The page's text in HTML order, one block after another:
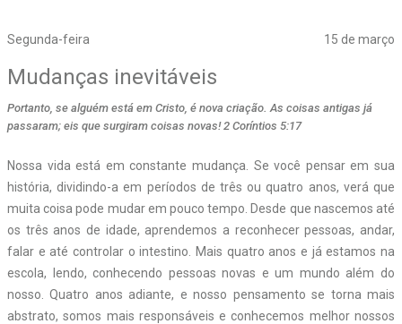
Segunda-feira 15 de março
Mudanças inevitáveis
Portanto, se alguém está em Cristo, é nova criação. As coisas antigas já
passaram; eis que surgiram coisas novas! 2 Coríntios 5:17
Nossa vida está em constante mudança. Se você pensar em sua
história, dividindo-a em períodos de três ou quatro anos, verá que
muita coisa pode mudar em pouco tempo. Desde que nascemos até
os três anos de idade, aprendemos a reconhecer pessoas, andar,
falar e até controlar o intestino. Mais quatro anos e já estamos na
escola, lendo, conhecendo pessoas novas e um mundo além do
nosso. Quatro anos adiante, e nosso pensamento se torna mais
abstrato, somos mais responsáveis e conhecemos melhor nossos